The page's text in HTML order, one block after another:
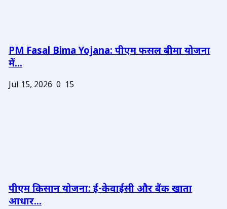
PM Fasal Bima Yojana: पीएम फसल बीमा योजना
में...
Jul 15, 2026 0 15
पीएम किसान योजना: ई-केवाईसी और बैंक खाता
आधार...